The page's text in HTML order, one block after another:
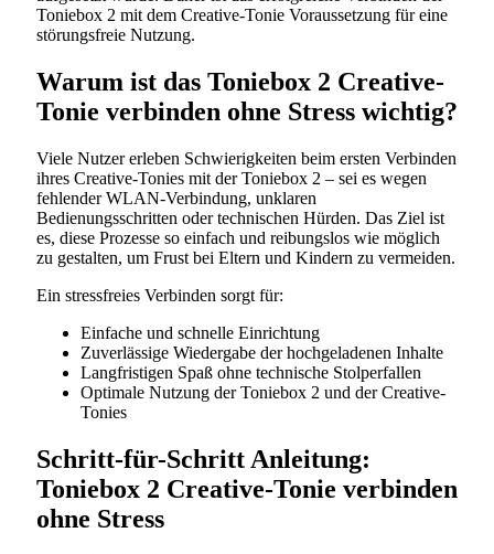
Toniebox 2 mit dem Creative-Tonie Voraussetzung für eine
störungsfreie Nutzung.
Warum ist das Toniebox 2 Creative-
Tonie verbinden ohne Stress wichtig?
Viele Nutzer erleben Schwierigkeiten beim ersten Verbinden
ihres Creative-Tonies mit der Toniebox 2 – sei es wegen
fehlender WLAN-Verbindung, unklaren
Bedienungsschritten oder technischen Hürden. Das Ziel ist
es, diese Prozesse so einfach und reibungslos wie möglich
zu gestalten, um Frust bei Eltern und Kindern zu vermeiden.
Ein stressfreies Verbinden sorgt für:
Einfache und schnelle Einrichtung
Zuverlässige Wiedergabe der hochgeladenen Inhalte
Langfristigen Spaß ohne technische Stolperfallen
Optimale Nutzung der Toniebox 2 und der Creative-
Tonies
Schritt-für-Schritt Anleitung:
Toniebox 2 Creative-Tonie verbinden
ohne Stress